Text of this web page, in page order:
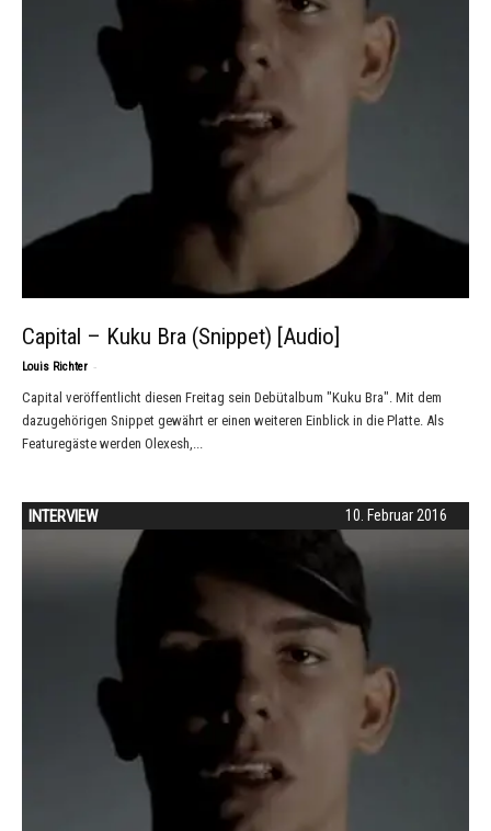
Capital – Kuku Bra (Snippet) [Audio]
Louis Richter -
Capital veröffentlicht diesen Freitag sein Debütalbum "Kuku Bra". Mit dem
dazugehörigen Snippet gewährt er einen weiteren Einblick in die Platte. Als
Featuregäste werden Olexesh,...
10. Februar 2016
INTERVIEW